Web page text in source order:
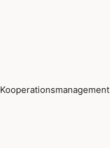
Kooperationsmanagement